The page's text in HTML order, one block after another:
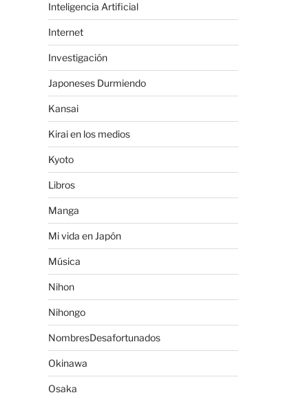
Inteligencia Artificial
Internet
Investigación
Japoneses Durmiendo
Kansai
Kirai en los medios
Kyoto
Libros
Manga
Mi vida en Japón
Música
Nihon
Nihongo
NombresDesafortunados
Okinawa
Osaka